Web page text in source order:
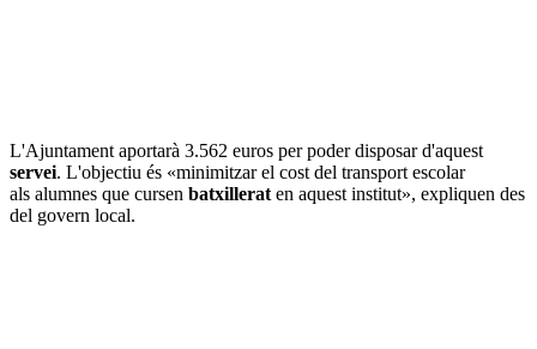
L'Ajuntament aportarà 3.562 euros per poder disposar d'aquest
servei. L'objectiu és «minimitzar el cost del transport escolar
als alumnes que cursen batxillerat en aquest institut», expliquen des
del govern local.